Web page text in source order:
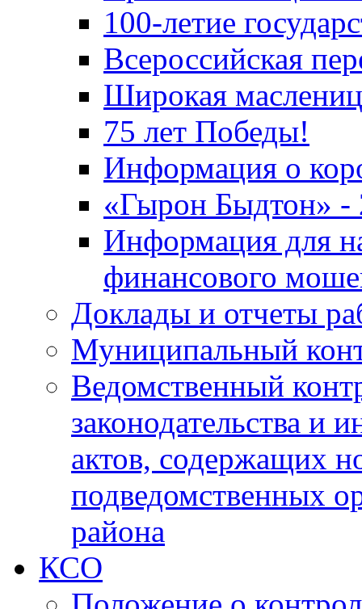
100-летие
Всероссийская
Широкая
75 лет Победы!
Информация о
«Гырон Быдтон» -
Информация для
финансового
Доклады и отчеты
Муниципальный
Ведомственный
законодательства и
актов, содержащих
подведомственных
района
КСО